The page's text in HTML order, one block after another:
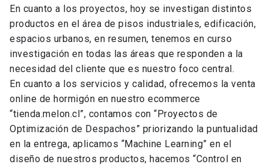
En cuanto a los proyectos, hoy se investigan distintos
productos en el área de pisos industriales, edificación,
espacios urbanos, en resumen, tenemos en curso
investigación en todas las áreas que responden a la
necesidad del cliente que es nuestro foco central.
En cuanto a los servicios y calidad, ofrecemos la venta
online de hormigón en nuestro ecommerce
“tienda.melon.cl”, contamos con “Proyectos de
Optimización de Despachos” priorizando la puntualidad
en la entrega, aplicamos “Machine Learning” en el
diseño de nuestros productos, hacemos “Control en